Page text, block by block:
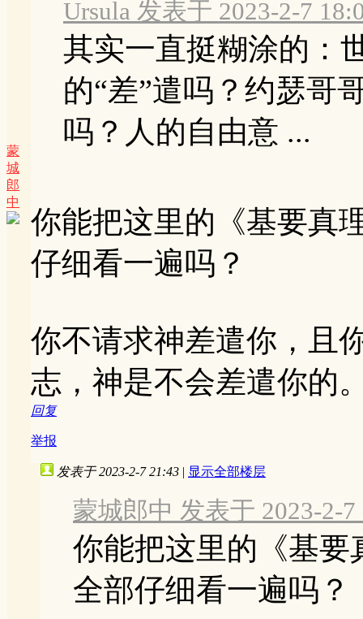
蒙
城
郎
中
Ursula 发表于 2023-2-7
其实一直挺糊涂的：
的“差”遣吗？约瑟哥
吗？人的自由意 ...
你能把这里的《基要真
仔细看一遍吗？
你不请求神差遣你，且
志，神是不会差遣你的
回复
举报
发表于 2023-2-7 21:43 | 显示全部楼层
蒙城郎中 发表于 2023-2-7
你能把这里的《基要
全部仔细看一遍吗？